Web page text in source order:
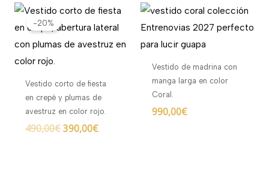
-20%
Vestido corto de fiesta
en crepé y plumas de
avestruz en color rojo.
490,00€
El
original
era:
390,00€
El
actual
es:
Vestido de madrina con
manga larga en color
Coral.
990,00€